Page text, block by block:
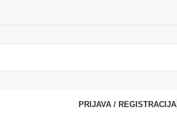
PRIJAVA / REGISTRACIJA